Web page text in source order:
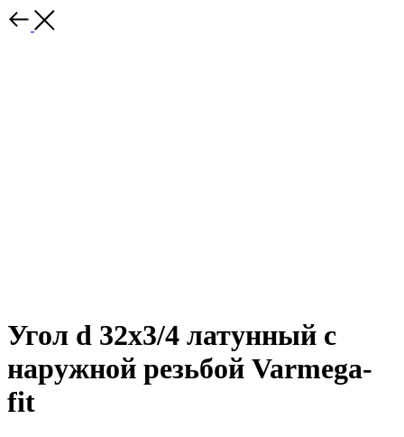
Угол d 32х3/4 латунный с
наружной резьбой Varmega-
fit